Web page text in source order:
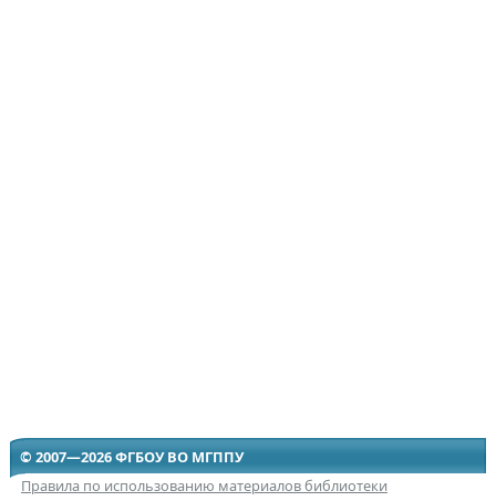
© 2007—2026 ФГБОУ ВО МГППУ
Правила по использованию материалов библиотеки